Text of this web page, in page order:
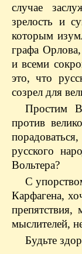
случае
зрелость и
которым
графа
и всеми
это, что
созрел для
Простим
против
русского
Вольтера?
С
Карфагена,
мыслителей,
Будьте